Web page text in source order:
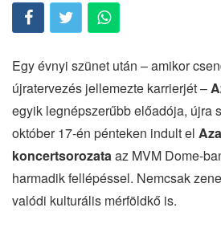
Egy évnyi szünet után – amikor
újratervezés jellemezte karrierjét –
egyik legnépszerűbb előadója, újra
október 17-én pénteken indult el
koncertsorozataaz MVM Dome-
harmadik fellépéssel. Nemcsak
valódi kulturális mérföldkő is.